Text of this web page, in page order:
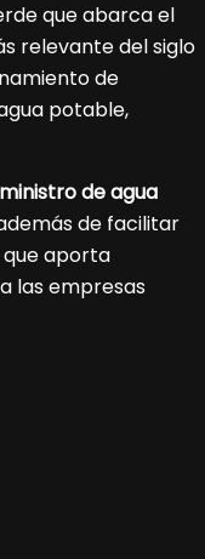
que abarca el
relevante del siglo
de
potable,
de agua
de facilitar
que aporta
las empresas